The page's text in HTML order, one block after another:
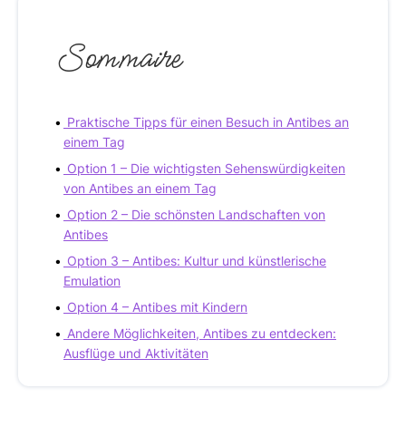
Sommaire
Praktische Tipps für einen Besuch in Antibes an
einem Tag
Option 1 – Die wichtigsten Sehenswürdigkeiten
von Antibes an einem Tag
Option 2 – Die schönsten Landschaften von
Antibes
Option 3 – Antibes: Kultur und künstlerische
Emulation
Option 4 – Antibes mit Kindern
Andere Möglichkeiten, Antibes zu entdecken:
Ausflüge und Aktivitäten